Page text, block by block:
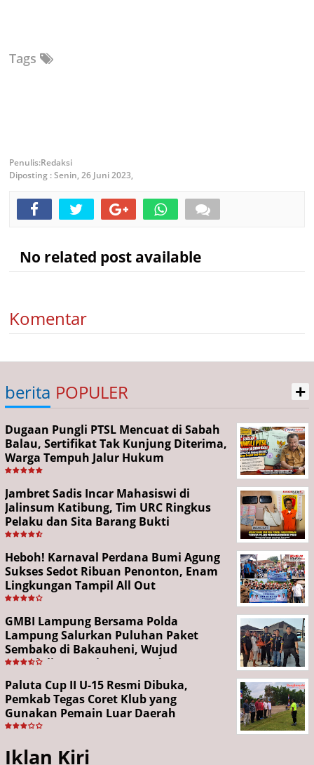
Tags
Redaksi
Diposting :Senin, 26 Juni 2023,
No related post available
Komentar
berita POPULER +
Dugaan Pungli PTSL Mencuat di Sabah
Balau, Sertifikat Tak Kunjung Diterima,
Warga Tempuh Jalur Hukum
Jambret Sadis Incar Mahasiswi di
Jalinsum Katibung, Tim URC Ringkus
Pelaku dan Sita Barang Bukti
Heboh! Karnaval Perdana Bumi Agung
Sukses Sedot Ribuan Penonton, Enam
Lingkungan Tampil All Out
GMBI Lampung Bersama Polda
Lampung Salurkan Puluhan Paket
Sembako di Bakauheni, Wujud
Kepedulian Sambut HUT RI ke-81
Paluta Cup II U-15 Resmi Dibuka,
Pemkab Tegas Coret Klub yang
Gunakan Pemain Luar Daerah
Iklan Kiri